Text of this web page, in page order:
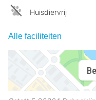
Huisdiervrij
Alle faciliteiten